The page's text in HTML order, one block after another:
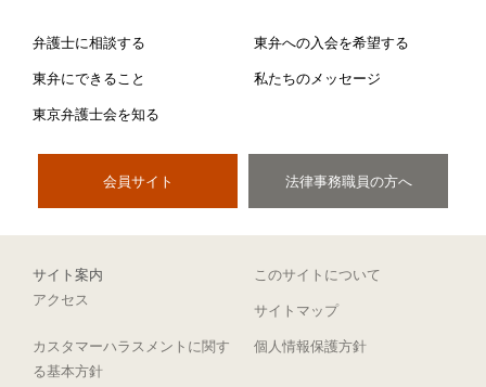
弁護士に相談する 東弁への入会を希望する
東弁にできること 私たちのメッセージ
東京弁護士会を知る
会員サイト 法律事務職員の方へ
サイト案内
このサイトについて
アクセス
サイトマップ
カスタマーハラスメントに関す
る基本方針
個人情報保護方針